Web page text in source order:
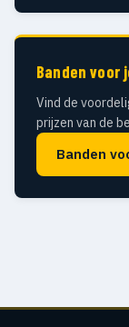
Banden voor
Vind de
prijzen van de
Banden